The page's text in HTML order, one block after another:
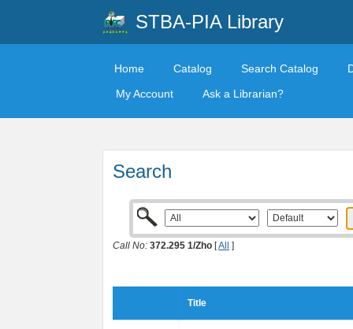
STBA-PIA Library
Home Catalog Search Catalog
My Account
Ask a Librarian?
Search
Call No: 372.295 1/Zho [All ]
Title